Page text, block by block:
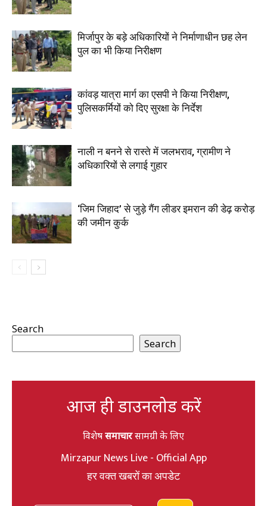
मिर्जापुर के बड़े अधिकारियों ने निर्माणाधीन छह लेन
पुल का भी किया निरीक्षण
कांवड़ यात्रा मार्ग का एसपी ने किया निरीक्षण,
पुलिसकर्मियों को दिए सुरक्षा के निर्देश
नाली न बनने से रास्ते में जलभराव, ग्रामीण ने
अधिकारियों से लगाई गुहार
‘जिम जिहाद’ से जुड़े गैंग लीडर इमरान की डेढ़ करोड़
की जमीन कुर्क
Search
Search
आज ही डाउनलोड करें
विशेषसमाचारसामग्री के लिए
Mirzapur News Live - Official App
हर वक्त खबरों का अपडेट